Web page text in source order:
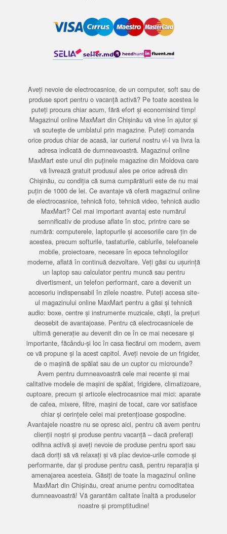
Aveți nevoie de electrocasnice, de un computer, soft sau de
produse sport pentru o vacanță activă? Pe toate acestea le
puteți procura chiar acum, fără efort și economisind timp!
Magazinul online MaxMart din Chișinău vă vine în ajutor și
vă scutește de umblatul prin magazine. Puteți comanda
orice produs chiar de acasă, iar curierul nostru vi-l va livra la
adresa indicată de dumneavoastră. Magazinul online
MaxMart este unul din puținele magazine din Moldova care
vă livrează gratuit produsul ales pe orice adresă din
Chișinău, cu condiția că suma cumpărăturii este de nu mai
puțin de 1000 de lei. Ce avantaje vă oferă magazinul online
de electrocasnice, tehnică foto, tehnică video, tehnică audio
MaxMart? Cel mai important avantaj este numărul
semnificativ de produse aflate în stoc, printre care se
numără: computerele, laptopurile și accesoriile care țin de
acestea, precum softurile, tastaturile, cablurile, telefoanele
mobile, proiectoare, necesare în epoca tehnologiilor
moderne, aflată în continuă dezvoltare. Veți găsi cu ușurință
un laptop sau calculator pentru muncă sau pentru
divertisment, un telefon performant, care a devenit un
accesoriu indispensabil în zilele noastre. Puteți accesa site-
ul magazinului online MaxMart pentru a găsi și tehnică
audio: boxe, centre și instrumente muzicale, căști, la prețuri
deosebit de avantajoase. Pentru că electrocasnicele de
ultimă generație au devenit din ce în ce mai necesare și
importante, făcându-și loc în casa fiecărui om modern, avem
ce vă propune și la acest capitol. Aveți nevoie de un frigider,
de o mașină de spălat sau de un cuptor cu microunde?
Avem pentru dumneavoastră cele mai recente și mai
calitative modele de mașini de spălat, frigidere, climatizoare,
cuptoare, precum și articole electrocasnice mai mici: aparate
de cafea, mixere, filtre, mașini de tocat, care vor satisface
chiar și cerințele celei mai pretențioase gospodine.
Avantajele noastre nu se opresc aici, pentru că avem pentru
clienții noștri și produse pentru vacanță – dacă preferați
odihna activă și aveți nevoie de produse pentru sport sau
dacă doriți să vă relaxați și vă plac device-urile comode și
performante, dar și produse pentru casă, pentru reparația și
amenajarea acesteia. Găsiți de toate la magazinul online
MaxMart din Chișinău, creat anume pentru comoditatea
dumneavoastră! Vă garantăm calitate înaltă a produselor
noastre și promptitudine!